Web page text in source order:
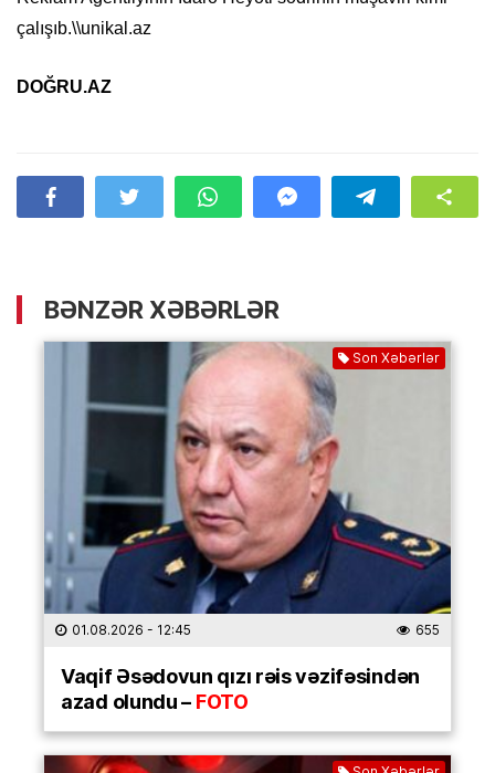
çalışıb.\\unikal.az
DOĞRU.AZ
BƏNZƏR XƏBƏRLƏR
Son Xəbərlər
01.08.2026 - 12:45 655
Vaqif Əsədovun qızı rəis vəzifəsindən
azad olundu –FOTO